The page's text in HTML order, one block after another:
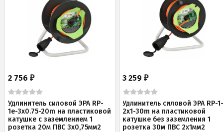
2 756 ₽
Удлинитель силовой ЭРА RP-
1e-3х0.75-20m на пластиковой
катушке c заземлением 1
розетка 20м ПВС 3х0,75мм2
3 259₽
Удлинитель силовой ЭРА RP-
2x1-30m на пластиковой
катушке без заземления 1
розетка 30м ПВС 2x1мм2